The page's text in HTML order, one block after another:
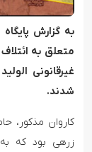
متعلق به
غیرقانونی
شدند.
کاروان مذکور،
زرهی بود که